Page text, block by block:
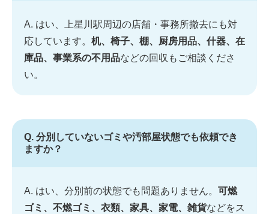
A. はい、上星川駅周辺の店舗・事務所撤去にも対
応しています。 机、椅子、棚、厨房用品、什器、在
庫品、事業系の不用品などの回収もご相談くださ
い。
Q. 分別していないゴミや汚部屋状態でも依頼でき
ますか？
A. はい、分別前の状態でも問題ありません。 可燃
ゴミ、不燃ゴミ、衣類、家具、家電、雑貨などをス